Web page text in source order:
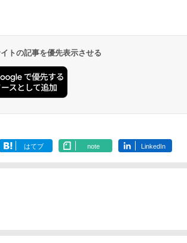
トの記事を優先表示させる
はてブ note LinkedIn